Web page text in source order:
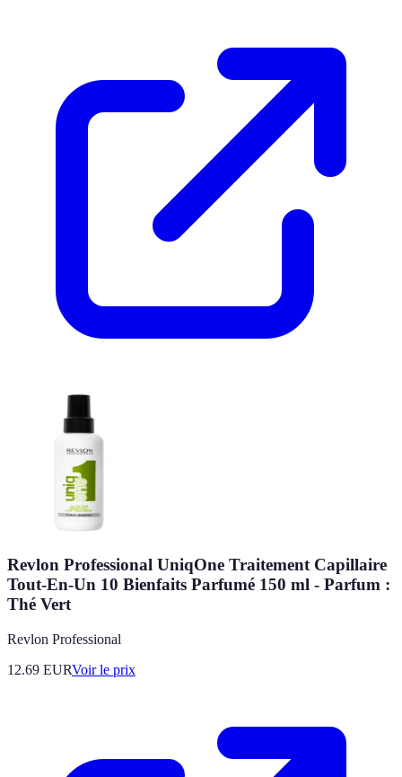
Revlon Professional UniqOne Traitement Capillaire
Tout-En-Un 10 Bienfaits Parfumé 150 ml - Parfum :
Thé Vert
Revlon Professional
12.69 EURVoir le prix